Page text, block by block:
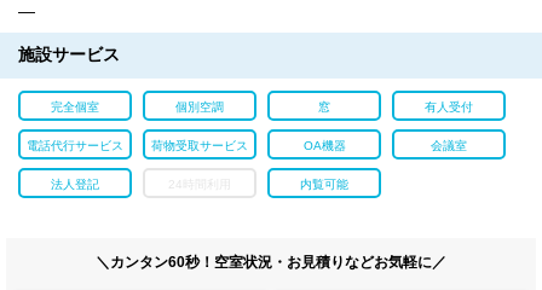
―
施設サービス
完全個室 個別空調 窓 有人受付
電話代行サービス 荷物受取サービス OA機器 会議室
法人登記 24時間利用 内覧可能
＼カンタン60秒！空室状況・お見積りなどお気軽に／